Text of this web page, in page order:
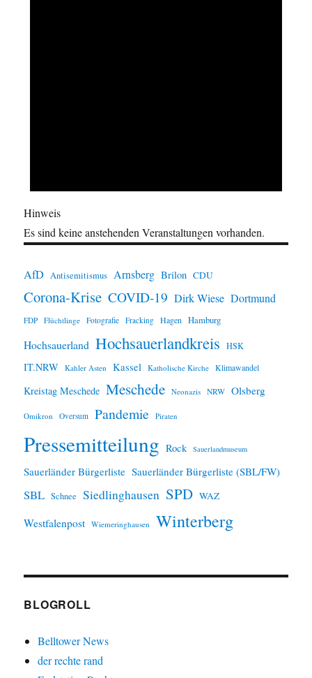
Hinweis
Es sind keine anstehenden Veranstaltungen vorhanden.
AfD Antisemitismus Arnsberg Brilon CDU
Corona-Krise COVID-19 Dirk Wiese Dortmund
FDP Flüchtlinge Fotografie Fracking Hagen Hamburg
Hochsauerland Hochsauerlandkreis HSK
IT.NRW Kahler Asten Kassel Katholische Kirche Klimawandel
Kreistag Meschede Meschede Neonazis NRW Olsberg
Omikron Oversum Pandemie Piraten
Pressemitteilung Rock Sauerlandmuseum
Sauerländer Bürgerliste Sauerländer Bürgerliste (SBL/FW)
SBL Schnee Siedlinghausen SPD WAZ
Westfalenpost Wiemeringhausen Winterberg
BLOGROLL
Belltower News
der rechte rand